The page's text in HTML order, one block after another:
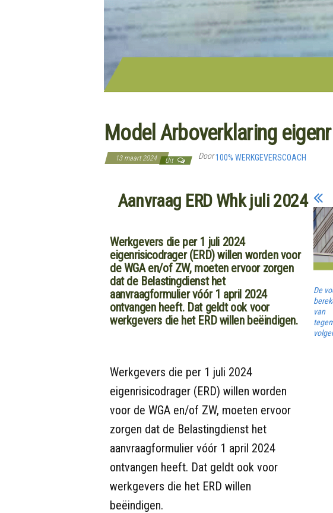
Model Arboverklaring
13 maart 2024 Uit Door100% WERKGEVERSCOACH
Aanvraag ERD Whk juli 2024
Werkgevers die per 1 juli 2024
eigenrisicodrager (ERD) willen worden voor
de WGA en/of ZW, moeten ervoor zorgen
dat de Belastingdienst het
aanvraagformulier vóór 1 april 2024
ontvangen heeft. Dat geldt ook voor
werkgevers die het ERD willen beëindigen.
Werkgevers die per 1 juli 2024
eigenrisicodrager (ERD) willen worden
voor de WGA en/of ZW, moeten ervoor
zorgen dat de Belastingdienst het
aanvraagformulier vóór 1 april 2024
ontvangen heeft. Dat geldt ook voor
werkgevers die het ERD willen
beëindigen.
De
van